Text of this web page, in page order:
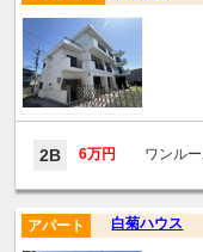
2B 6万円 ワンル
白菊ハウス
アパート